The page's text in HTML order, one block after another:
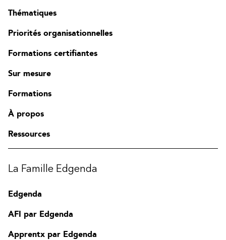
Thématiques
Priorités organisationnelles
Formations certifiantes
Sur mesure
Formations
À propos
Ressources
La Famille Edgenda
Edgenda
AFI par Edgenda
Apprentx par Edgenda